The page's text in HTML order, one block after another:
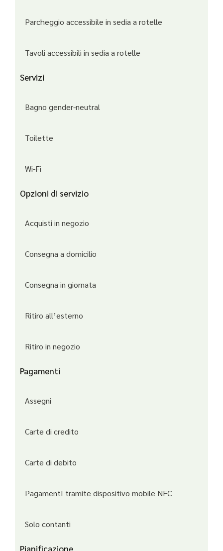
Parcheggio accessibile in sedia a rotelle
Tavoli accessibili in sedia a rotelle
Servizi
Bagno gender-neutral
Toilette
Wi-Fi
Opzioni di servizio
Acquisti in negozio
Consegna a domicilio
Consegna in giornata
Ritiro all’esterno
Ritiro in negozio
Pagamenti
Assegni
Carte di credito
Carte di debito
PagamentI tramite dispositivo mobile NFC
Solo contanti
Pianificazione